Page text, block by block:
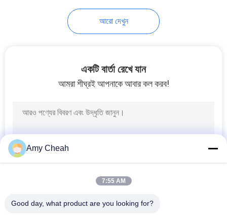
আরো দেখুন
একটি বার্তা রেখে যান
আমরা শীঘ্রই আপনাকে আবার কল করব!
Amy Cheah
7:55 AM
Good day, what product are you looking for?